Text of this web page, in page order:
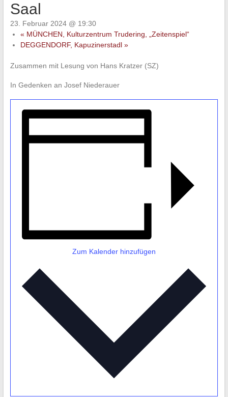
Saal
23. Februar 2024 @ 19:30
« MÜNCHEN, Kulturzentrum Trudering, „Zeitenspiel“
DEGGENDORF, Kapuzinerstadl »
Zusammen mit Lesung von Hans Kratzer (SZ)
In Gedenken an Josef Niederauer
Zum Kalender hinzufügen